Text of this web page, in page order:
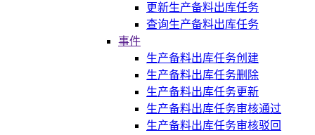
更新生产备料出库任务
查询生产备料出库任务
事件
生产备料出库任务创建
生产备料出库任务删除
生产备料出库任务更新
生产备料出库任务审核通过
生产备料出库任务审核驳回